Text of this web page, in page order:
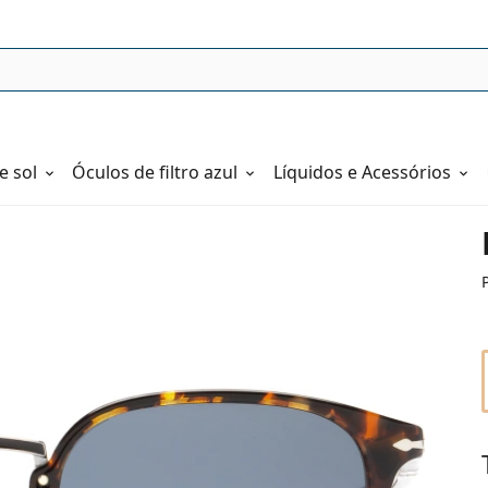
sol Óculos de filtro azul Líquidos e Acessórios